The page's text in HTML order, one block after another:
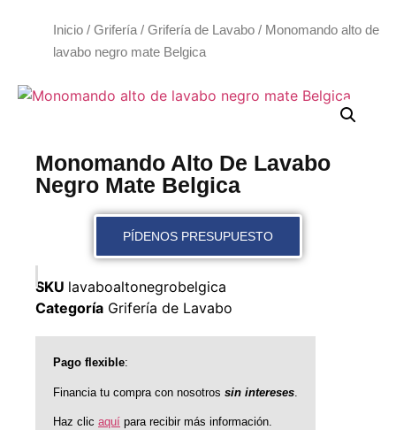
Inicio / Grifería / Grifería de Lavabo / Monomando alto de
lavabo negro mate Belgica
Monomando Alto De Lavabo
Negro Mate Belgica
PÍDENOS PRESUPUESTO
SKU lavaboaltonegrobelgica
Categoría Grifería de Lavabo
Pago flexible:
Financia tu compra con nosotros sin intereses
Haz clic aquí para recibir más información.